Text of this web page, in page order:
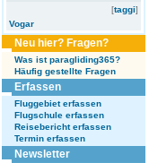
[taggi]
Vogar
Neu hier? Fragen?
Was ist paragliding365?
Häufig gestellte Fragen
Erfassen
Fluggebiet erfassen
Flugschule erfassen
Reisebericht erfassen
Termin erfassen
Newsletter